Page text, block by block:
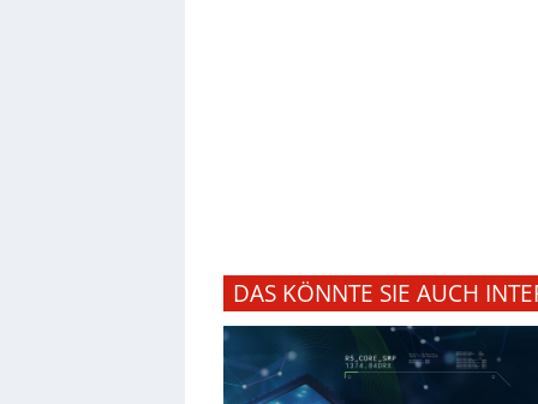
DAS KÖNNTE SIE AUCH